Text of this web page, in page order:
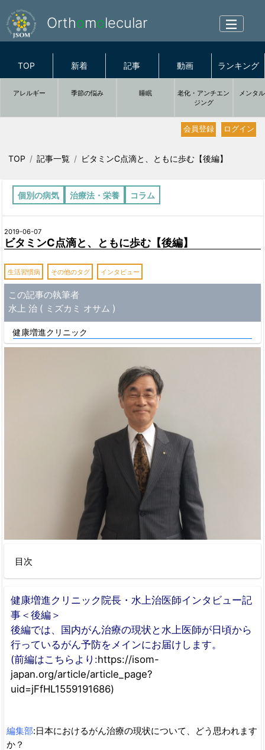
Orthomolecular
TOP 新着 記事 動画 ランキング
アレルギー 季節の悩み 睡眠
老化・アンチエン
ジング
メンタ
ログイン
会員登録
TOP 記事一覧 ビタミンC点滴と、ともに歩む【後編】
個別の病気 治療法・栄養 コラム
2019-06-07
ビタミンC点滴と、ともに歩む【後編】
生活習慣病 その他のタグ インタビュー
この記事の執筆者
水上 治 ( ミズカミ オサム )
健康増進クリニック
目次
健康増進クリニック院長・水上治医師インタビュー記
事＜後編＞
後編では、国内がん治療の現状と水上医師が日頃から
行っているがん予防をメインにお届けします。
(前編はこちらより:https://isom-
japan.org/article/article_page?
uid=jFfHL1559191686)
編集部:日本におけるがん治療の現状について、どう思われます
か？